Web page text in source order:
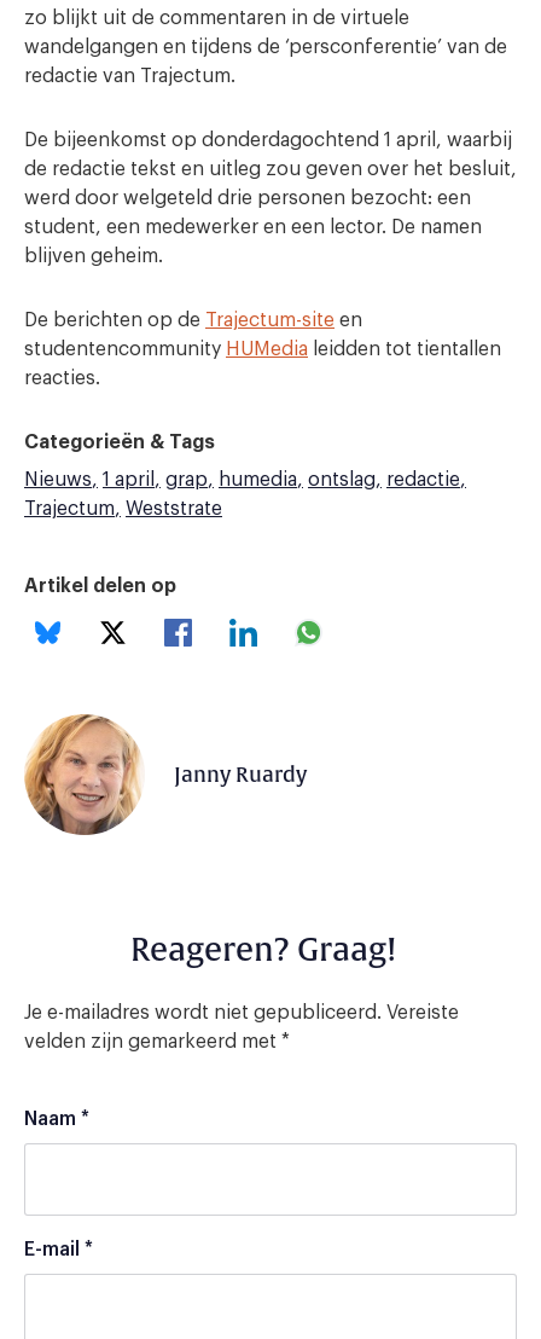
zo blijkt uit de commentaren in de virtuele
wandelgangen en tijdens de ‘persconferentie’ van de
redactie van Trajectum.
De bijeenkomst op donderdagochtend 1 april, waarbij
de redactie tekst en uitleg zou geven over het besluit,
werd door welgeteld drie personen bezocht: een
student, een medewerker en een lector. De namen
blijven geheim.
De berichten op de Trajectum-site en
studentencommunity HUMedia leidden tot tientallen
reacties.
Categorieën & Tags
Nieuws
1 april grap humedia ontslag
redactie
Trajectum
Weststrate
Artikel delen op
Janny Ruardy
Reageren? Graag!
Je e-mailadres wordt niet gepubliceerd. Vereiste
velden zijn gemarkeerd met *
Naam *
E-mail *